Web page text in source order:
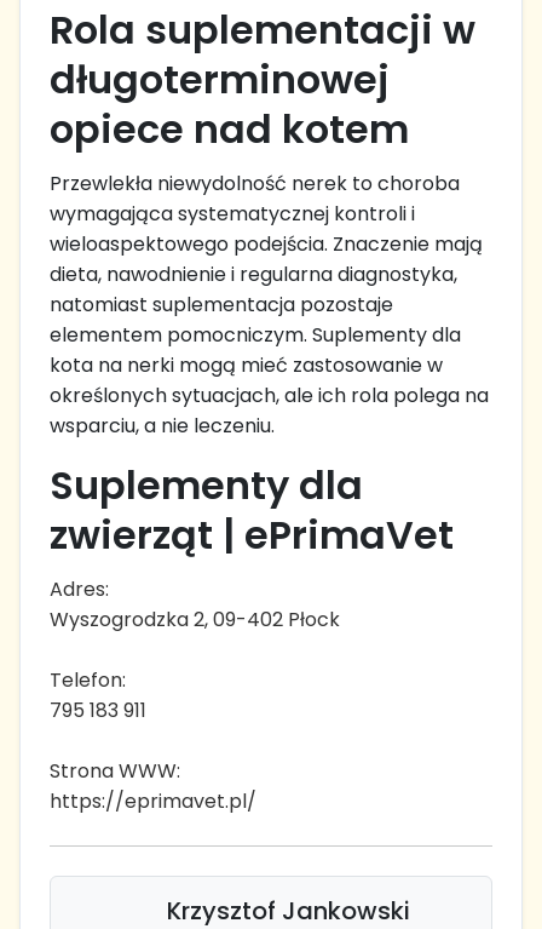
Rola suplementacji w
długoterminowej
opiece nad kotem
Przewlekła niewydolność nerek to choroba
wymagająca systematycznej kontroli i
wieloaspektowego podejścia. Znaczenie mają
dieta, nawodnienie i regularna diagnostyka,
natomiast suplementacja pozostaje
elementem pomocniczym. Suplementy dla
kota na nerki mogą mieć zastosowanie w
określonych sytuacjach, ale ich rola polega na
wsparciu, a nie leczeniu.
Suplementy dla
zwierząt | ePrimaVet
Adres:
Wyszogrodzka 2, 09-402 Płock
Telefon:
795 183 911
Strona WWW:
https://eprimavet.pl/
Krzysztof Jankowski